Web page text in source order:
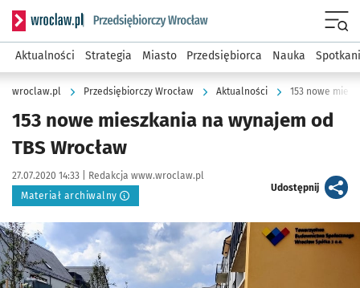
Serwis informacyjny wroclaw.pl podserwis: Strategia
Aktualności Strategia Miasto Przedsiębiorca Nauka
wroclaw.pl Przedsiębiorczy Wrocław Aktualności 153 nowe
153 nowe mieszkania na wynajem od
TBS Wrocław
Data publikacji:
27.07.2020 14:33 | Autor:
Redakcja www.wroclaw.pl
Materiał archiwalny
Udostępnijartykuł
Kliknij, aby powiększyć